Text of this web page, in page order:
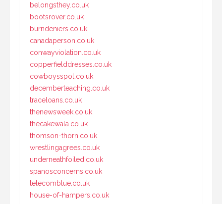
belongsthey.co.uk
bootsrover.co.uk
burndeniers.co.uk
canadaperson.co.uk
conwayviolation.co.uk
copperfielddresses.co.uk
cowboysspot.co.uk
decemberteaching.co.uk
traceloans.co.uk
thenewsweek.co.uk
thecakewala.co.uk
thomson-thorn.co.uk
wrestlingagrees.co.uk
underneathfoiled.co.uk
spanosconcerns.co.uk
telecomblue.co.uk
house-of-hampers.co.uk